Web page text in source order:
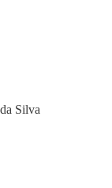
Silva